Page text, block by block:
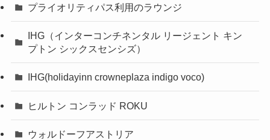
プライオリティパス利用のラウンジ
IHG（インターコンチネンタル リージェント キン
プトン シックスセンシズ）
IHG(holidayinn crowneplaza indigo voco)
ヒルトン コンラッド ROKU
ウォルドーフアストリア